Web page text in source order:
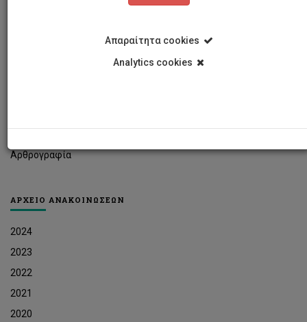
Αρθρογραφία
ΑΡΧΕΙΟ ΑΝΑΚΟΙΝΩΣΕΩΝ
2024
2023
2022
2021
2020
Απαραίτητα cookies
Analytics cookies